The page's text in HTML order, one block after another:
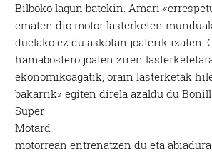
Bilboko lagun batekin. Amari
ematen dio motor lasterketen
duelako ez du askotan joaterik izaten.
hamabostero joaten ziren
ekonomikoagatik, orain lasterketak
bakarrik» egiten direla azaldu du
Super
Motard
motorrean entrenatzen du eta